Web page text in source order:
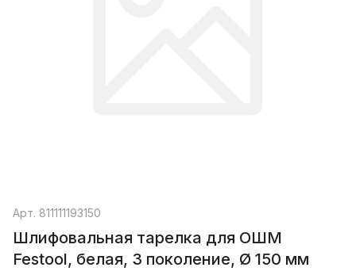
Арт. 811111193150
Шлифовальная тарелка для ОШМ
Festool, белая, 3 поколение, Ø 150 мм